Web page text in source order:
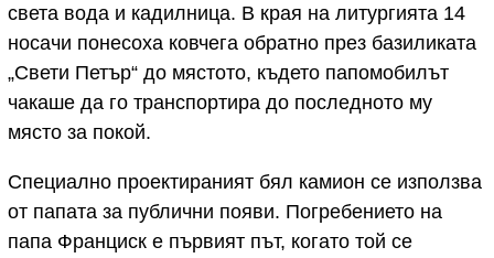
света вода и кадилница. В края на литургията 14
носачи понесоха ковчега обратно през базиликата
„Свети Петър“ до мястото, където папомобилът
чакаше да го транспортира до последното му
място за покой.
Специално проектираният бял камион се използва
от папата за публични появи. Погребението на
папа Франциск е първият път, когато той се